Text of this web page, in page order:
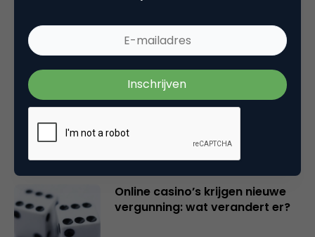
Marketingfacts Zomercheck –
Durk Bosma
Online casino’s krijgen nieuwe
vergunning: wat verandert er?